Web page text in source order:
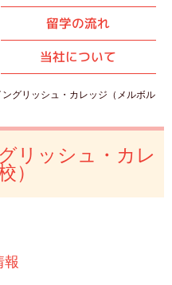
留学の流れ
当社について
グリッシュ・カレッジ（メルボル
リッシュ・カレ
）
報